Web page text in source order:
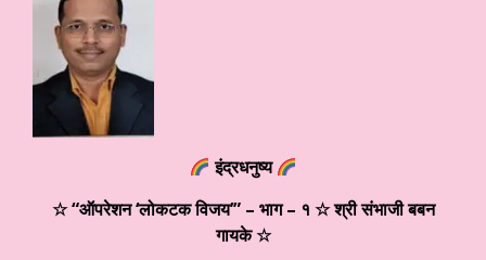
इंद्रधनुष्य
☆ “ऑपरेशन ‘लोकटक विजय’” – भाग – १ ☆ श्री संभाजी बबन
गायके☆